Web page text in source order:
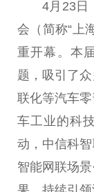
4月23日
会（简称“上
重开幕。本
题，吸引了
联化等汽车
车工业的科
动，中信科
智能网联场